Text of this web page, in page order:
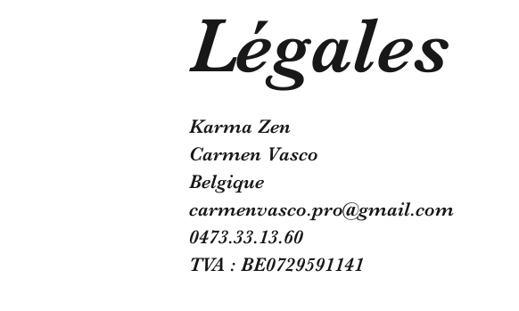
Légales
Karma Zen
Carmen Vasco
Belgique
carmenvasco.pro@gmail.com
0473.33.13.60
TVA : BE0729591141